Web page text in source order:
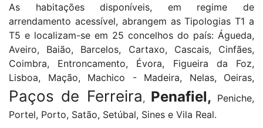
As habitações disponíveis, em regime de
arrendamento acessível, abrangem as Tipologias T1 a
T5 e localizam-se em 25 concelhos do país: Águeda,
Aveiro, Baião, Barcelos, Cartaxo, Cascais, Cinfães,
Coimbra, Entroncamento, Évora, Figueira da Foz,
Lisboa, Mação, Machico - Madeira, Nelas, Oeiras,
Paços de Ferreira, Penafiel, Peniche,
Portel, Porto, Satão, Setúbal, Sines e Vila Real.